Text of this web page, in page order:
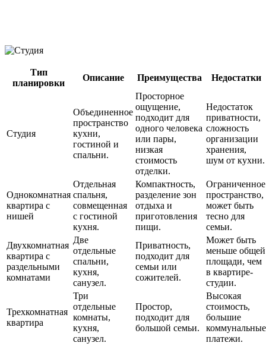
Тип
планировки
Описание Преимущества Недостатки
Студия
Объединенное
пространство
кухни,
гостиной и
спальни.
Просторное
ощущение,
подходит для
одного человека
или пары,
низкая
стоимость
отделки.
Недостаток
приватности,
сложность
организации
хранения,
шум от кухни.
Однокомнатная
квартира с
нишей
Отдельная
спальня,
совмещенная
с гостиной
кухня.
Компактность,
разделение зон
отдыха и
приготовления
пищи.
Ограниченное
пространство,
может быть
тесно для
семьи.
Двухкомнатная
квартира с
раздельными
комнатами
Две
отдельные
спальни,
кухня,
санузел.
Приватность,
подходит для
семьи или
сожителей.
Может быть
меньше общей
площади, чем
в квартире-
студии.
Трехкомнатная
квартира
Три
отдельные
комнаты,
кухня,
санузел.
Простор,
подходит для
большой семьи.
Высокая
стоимость,
большие
коммунальные
платежи.